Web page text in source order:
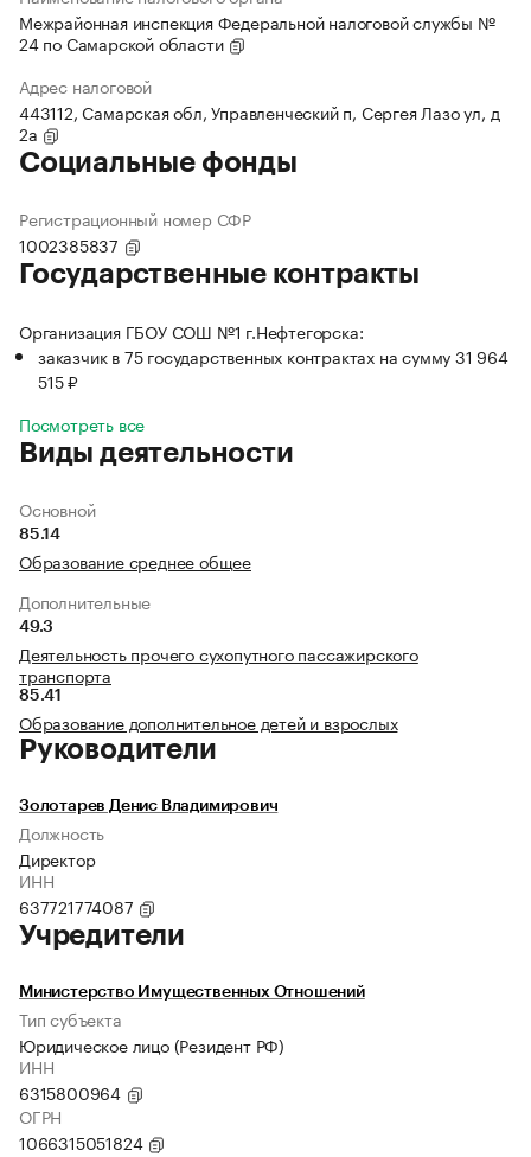
Межрайонная инспекция Федеральной налоговой службы №
24 по Самарской области
Адрес налоговой
443112, Самарская обл, Управленческий п, Сергея Лазо ул, д
2а
Социальные фонды
Регистрационный номер СФР
1002385837
Государственные контракты
Организация ГБОУ СОШ №1 г.Нефтегорска:
заказчик в 75 государственных контрактах на сумму 31 964
515 ₽
Посмотреть все
Виды деятельности
Основной
85.14
Образование среднее общее
Дополнительные
49.3
Деятельность прочего сухопутного пассажирского
транспорта
85.41
Образование дополнительное детей и взрослых
Руководители
Золотарев Денис Владимирович
Должность
Директор
ИНН
637721774087
Учредители
Министерство Имущественных Отношений
Тип субъекта
Юридическое лицо (Резидент РФ)
ИНН
6315800964
ОГРН
1066315051824